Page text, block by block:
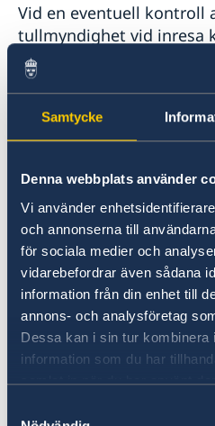
Samtycke
Denna webbplats använder
Vi använder
och annonserna till
för sociala medier och
vidarebefordrar även sådana
information från din enhet till
annons- och analysföretag
Dessa kan i sin tur kombinera
information som du har
samlat in när du har använt
Vid en eventuell kontroll
tullmyndighet vid inresa
fylla i ett formulär på
läkarintyg bifogas och
tillgängliga vid ankomst,
kontroll kan genomföras
Övriga receptbelagda
För övriga receptbelagda
är narkotikaklassade)
formella krav vid iförsel
Det rekommenderas
läkemedlen tas